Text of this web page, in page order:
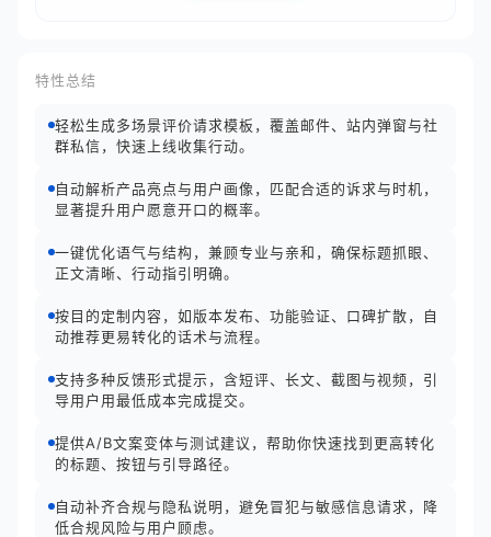
特性总结
轻松生成多场景评价请求模板，覆盖邮件、站内弹窗与社
群私信，快速上线收集行动。
自动解析产品亮点与用户画像，匹配合适的诉求与时机，
显著提升用户愿意开口的概率。
一键优化语气与结构，兼顾专业与亲和，确保标题抓眼、
正文清晰、行动指引明确。
按目的定制内容，如版本发布、功能验证、口碑扩散，自
动推荐更易转化的话术与流程。
支持多种反馈形式提示，含短评、长文、截图与视频，引
导用户用最低成本完成提交。
提供A/B文案变体与测试建议，帮助你快速找到更高转化
的标题、按钮与引导路径。
自动补齐合规与隐私说明，避免冒犯与敏感信息请求，降
低合规风险与用户顾虑。